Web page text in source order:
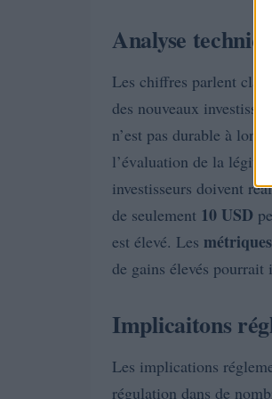
Analyse
Les chiffres parlent
des nouveaux
n’est pas durable à
l’évaluation de la
investisseurs doivent
de seulement 10 USD
est élevé. Les
de gains élevés pourrait
Implicaitons
Les implications
régulation dans de